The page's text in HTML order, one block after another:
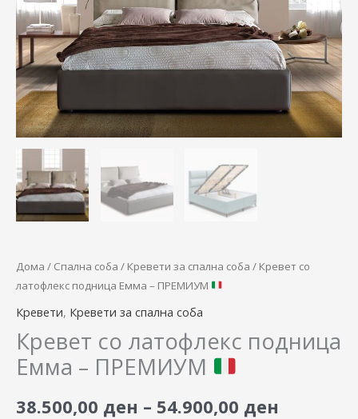
Дома / Спална соба / Кревети за спална соба / Кревет со
латофлекс подница Емма – ПРЕМИУМ
Кревети, Кревети за спална соба
Кревет со латофлекс подница
Емма – ПРЕМИУМ
38.500,00 ден – 54.900,00 ден
-
ПРЕМИУМ
количина